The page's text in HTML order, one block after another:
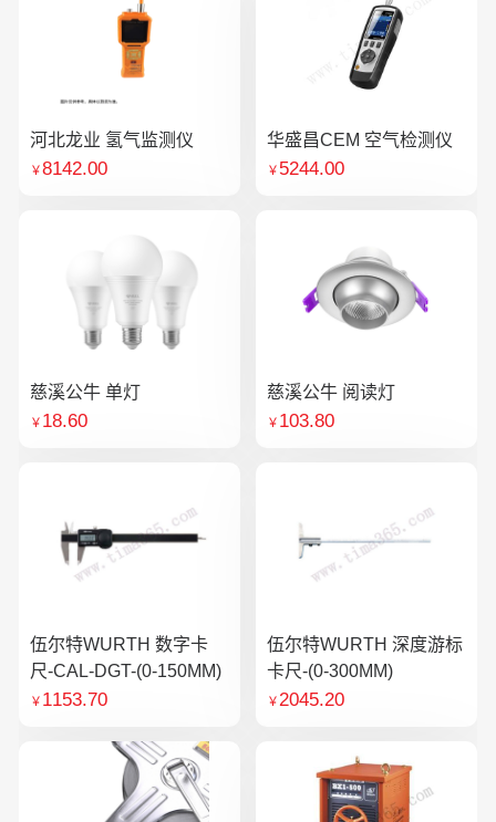
河北龙业 氢气监测仪
￥8142.00
华盛昌CEM 空气检测仪
￥ 5244.00
慈溪公牛 单灯
￥ 18.60
慈溪公牛 阅读灯
￥ 103.80
伍尔特WURTH 数字卡
尺-CAL-DGT-(0-150MM)
￥ 1153.70
伍尔特WURTH 深度游标
卡尺-(0-300MM)
￥2045.20